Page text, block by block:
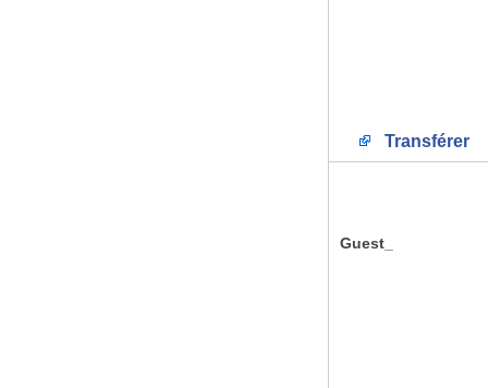
Transférer
Guest_